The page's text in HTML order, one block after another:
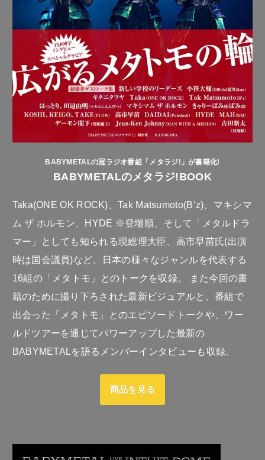
BABYMETALの冠ラジオ番組「メタラジ!」が書籍化!
BABYMETALのメタラジ!BOOK
Taka(ONE OK ROCK)、Tak Matsumoto(B’z)、マキシマ
ム ザ ホルモン、HYDE ※登場順、そして「メタルドラ
マー」としても知られる現総理大臣、高市早苗氏(出演
時は国会議員)など、日本の様々なジャンルを代表する
16組の「メタトモ」とのトークを収録。 また今回の書
籍のために撮り下ろされた最新ビジュアルと、番組で
出会った「メタトモ」とのエピソードトークや、ワー
ルドツアーを通じてパワーアップした最新の
BABYMETALを語るメンバーインタビューも収録。
商品を見る